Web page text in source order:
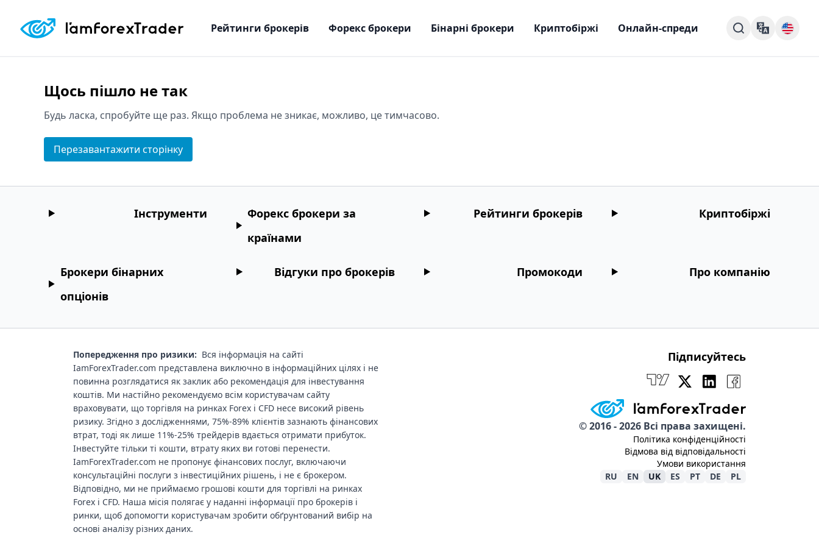
Рейтинги брокерів Форекс брокери Бінарні брокери Криптобіржі Онлайн-спреди
Щось пішло не так
Будь ласка, спробуйте ще раз. Якщо проблема не зникає, можливо, це тимчасово.
Перезавантажити сторінку
Інструменти
Форекс брокери за
країнами
Рейтинги брокерів Криптобіржі
Брокери бінарних
опціонів
Відгуки про брокерів Промокоди Про компанію
Попередження про ризики: Вся інформація на сайті
IamForexTrader.com представлена виключно в інформаційних цілях і не
повинна розглядатися як заклик або рекомендація для інвестування
коштів. Ми настійно рекомендуємо всім користувачам сайту
враховувати, що торгівля на ринках Forex і CFD несе високий рівень
ризику. Згідно з дослідженнями, 75%-89% клієнтів зазнають фінансових
втрат, тоді як лише 11%-25% трейдерів вдається отримати прибуток.
Інвестуйте тільки ті кошти, втрату яких ви готові перенести.
IamForexTrader.com не пропонує фінансових послуг, включаючи
консультаційні послуги з інвестиційних рішень, і не є брокером.
Відповідно, ми не приймаємо грошові кошти для торгівлі на ринках
Forex і CFD. Наша місія полягає у наданні інформації про брокерів і
ринки, щоб допомогти користувачам зробити обґрунтований вибір на
основі аналізу різних даних.
Підписуйтесь
Підписуйтесь TradingView
Підписуйтесь X
Підписуйтесь LinkedIn
Підписуйтесь
©2016 -2026 Всі права захищені.
Політика конфіденційності
Відмова від відповідальності
Умови використання
RU
EN UK ES PT DE PL